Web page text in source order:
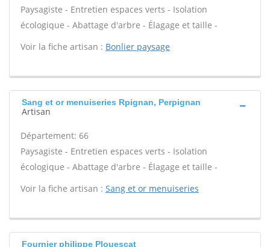
Paysagiste - Entretien espaces verts - Isolation
écologique - Abattage d'arbre - Élagage et taille -
Voir la fiche artisan : Bonlier paysage
Sang et or menuiseries Rpignan, Perpignan
Artisan
Département: 66
Paysagiste - Entretien espaces verts - Isolation
écologique - Abattage d'arbre - Élagage et taille -
Voir la fiche artisan : Sang et or menuiseries
Fournier philippe Plouescat